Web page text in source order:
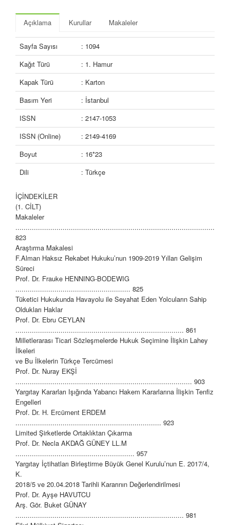
Açıklama Kurullar Makaleler
Sayfa Sayısı
: 1094
Kağıt Türü
: 1. Hamur
Kapak Türü
: Karton
Basım Yeri
: İstanbul
ISSN
: 2147-1053
ISSN (Online)
: 2149-4169
Boyut
: 16*23
Dili
: Türkçe
İÇİNDEKİLER
(1. CİLT)
Makaleler
823
Araştırma Makalesi
F.Alman Haksız Rekabet Hukuku’nun 1909-2019 Yılları Gelişim
Süreci
Prof. Dr. Frauke HENNING-BODEWIG
........................................................ 825
Tüketici Hukukunda Havayolu ile Seyahat Eden Yolcuların Sahip
Oldukları Haklar
Prof. Dr. Ebru CEYLAN
.................................................................................. 861
Milletlerarası Ticari Sözleşmelerde Hukuk Seçimine İlişkin Lahey
İlkeleri
ve Bu İlkelerin Türkçe Tercümesi
Prof. Dr. Nuray EKŞİ
...................................................................................... 903
Yargıtay Kararları Işığında Yabancı Hakem Kararlarına İlişkin Tenfiz
Engelleri
Prof. Dr. H. Ercüment ERDEM
....................................................................... 923
Limited Şirketlerde Ortaklıktan Çıkarma
Prof. Dr. Necla AKDAĞ GÜNEY LL.M
.......................................................... 957
Yargıtay İçtihatları Birleştirme Büyük Genel Kurulu’nun E. 2017/4,
K.
2018/5 ve 20.04.2018 Tarihli Kararının Değerlendirilmesi
Prof. Dr. Ayşe HAVUTCU
Arş. Gör. Buket GÜNAY
.................................................................................. 981